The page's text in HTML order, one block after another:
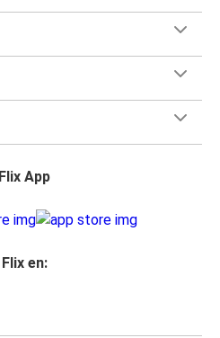
Flix App
Flix en: